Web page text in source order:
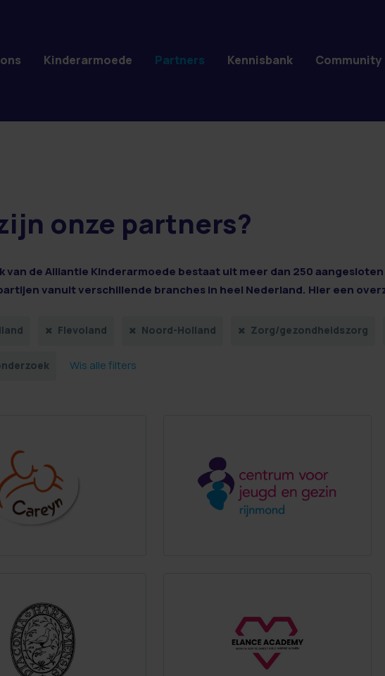
onze partners?
van de Alliantie Kinderarmoede bestaat uit meer dan 250
vanuit verschillende branches in heel Nederland. Hier een
Flevoland Noord-Holland Zorg/gezondheidszorg
Wis alle filters
Kinderarmoede Partners Kennisbank Community